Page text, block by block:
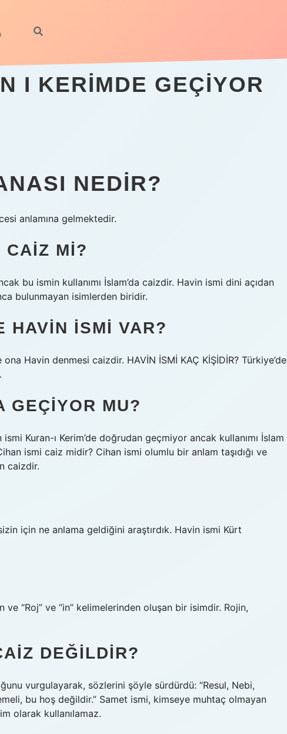
I KERIMDE GEÇIYOR
NEDIR?
anlamına gelmektedir.
CAIZ MI?
bu ismin kullanımı İslam’da caizdir. Havin ismi dini açıdan
bulunmayan isimlerden biridir.
HAVIN ISMI VAR?
Havin denmesi caizdir. HAVİN İSMİ KAÇ KİŞİDİR? Türkiye’de
GEÇIYOR MU?
Kuran-ı Kerim’de doğrudan geçmiyor ancak kullanımı İslam
ismi caiz midir? Cihan ismi olumlu bir anlam taşıdığı ve
caizdir.
için ne anlama geldiğini araştırdık. Havin ismi Kürt
“Roj” ve “in” kelimelerinden oluşan bir isimdir. Rojin,
DEĞILDIR?
vurgulayarak, sözlerini şöyle sürdürdü: “Resul, Nebi,
bu hoş değildir.” Samet ismi, kimseye muhtaç olmayan
olarak kullanılamaz.